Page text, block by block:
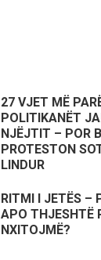
27 VJET MË
POLITIKANËT
NJËJTIT – POR
PROTESTON
LINDUR
RITMI I JETËS –
APO THJESHTË
NXITOJMË?